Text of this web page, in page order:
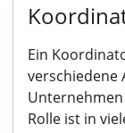
Ein
verschiedene
Rolle ist in